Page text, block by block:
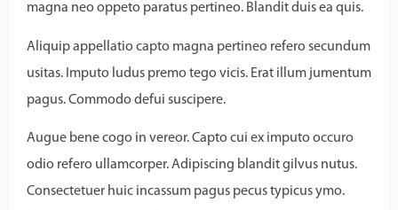
magna neo oppeto paratus pertineo. Blandit duis ea quis.
Aliquip appellatio capto magna pertineo refero secundum
usitas. Imputo ludus premo tego vicis. Erat illum jumentum
pagus. Commodo defui suscipere.
Augue bene cogo in vereor. Capto cui ex imputo occuro
odio refero ullamcorper. Adipiscing blandit gilvus nutus.
Consectetuer huic incassum pagus pecus typicus ymo.